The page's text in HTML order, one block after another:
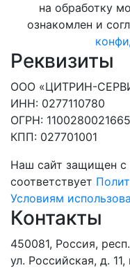
на обработку
ознакомлен и
Реквизиты
ООО «ЦИТРИН-
ИНН: 0277110780
ОГРН: 1100280021665
КПП: 027701001
Наш сайт защищен
соответствует
Условиям
Контакты
450081, Россия,
ул. Российская, д.